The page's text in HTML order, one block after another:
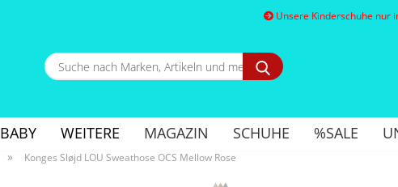
Unsere Kinderschuhe nur
Suche
nach
und
mehr...
BABY MAGAZIN SCHUHE %SALE
WEITERE
» Konges Sløjd LOU Sweathose OCS Mellow Rose